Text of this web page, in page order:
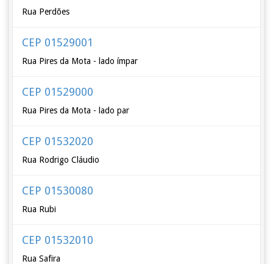
Rua Perdões
CEP 01529001
Rua Pires da Mota - lado ímpar
CEP 01529000
Rua Pires da Mota - lado par
CEP 01532020
Rua Rodrigo Cláudio
CEP 01530080
Rua Rubi
CEP 01532010
Rua Safira